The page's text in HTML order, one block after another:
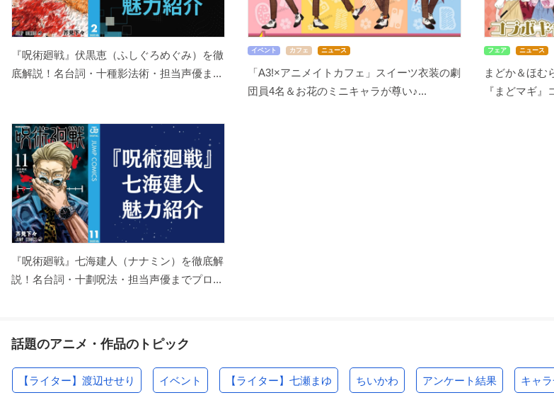
『呪術廻戦』伏黒恵（ふしぐろめぐみ）を徹
底解説！名台詞・十種影法術・担当声優ま...
イベント カフェ ニュース
「A3!×アニメイトカフェ」スイーツ衣装の劇
団員4名＆お花のミニキャラが尊い♪...
フェア ニュース
まどか＆ほむ
『まどマギ
『呪術廻戦』七海建人（ナナミン）を徹底解
説！名台詞・十劃呪法・担当声優までプロ...
話題のアニメ・作品のトピック
【ライター】渡辺せせり イベント 【ライター】七瀬まゆ ちいかわ アンケート結果 キャ